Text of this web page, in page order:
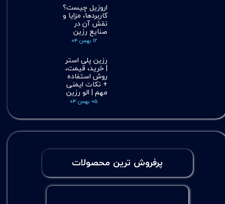
پرفروش ترین محصولات
اروزیل چیست؟
کاربردها، مزایا و
نقش آن در
صنایع رزین
۱۲ بهمن ۰۴
رزین پلی استر
| خرید، قیمت،
روش استفاده
+ نکات ایمنی
مهم | الو رزین
۰۵ بهمن ۰۴